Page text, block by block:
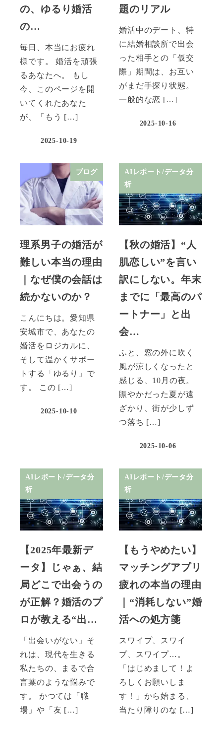
の、ゆるり婚活
の…
毎日、本当にお疲れ
様です。 婚活を頑張
るあなたへ。 もし
今、このページを開
いてくれたあなた
が、「もう […]
2025-10-19
題のリアル
婚活中のデート、特
に結婚相談所で出会
った相手との「仮交
際」期間は、お互い
がまだ手探り状態。
一般的な恋 […]
2025-10-16
ブログ
理系男子の婚活が
難しい本当の理由
｜なぜ僕の会話は
続かないのか？
こんにちは。愛知県
安城市で、あなたの
婚活をロジカルに、
そして温かくサポー
トする「ゆるり」で
す。 この […]
2025-10-10
AIレポート/データ分
析
【秋の婚活】“人
肌恋しい”を言い
訳にしない。年末
までに「最高のパ
ートナー」と出
会…
ふと、窓の外に吹く
風が涼しくなったと
感じる、10月の夜。
賑やかだった夏が遠
ざかり、街が少しず
つ落ち […]
2025-10-06
AIレポート/データ分
析
【2025年最新デ
ータ】じゃぁ、結
局どこで出会うの
が正解？婚活のプ
ロが教える“出…
「出会いがない」そ
れは、現代を生きる
私たちの、まるで合
言葉のような悩みで
す。 かつては「職
場」や「友 […]
AIレポート/データ分
析
【もうやめたい】
マッチングアプリ
疲れの本当の理由
｜“消耗しない”婚
活への処方箋
スワイプ、スワイ
プ、スワイプ…。
「はじめまして！よ
ろしくお願いしま
す！」から始まる、
当たり障りのな […]